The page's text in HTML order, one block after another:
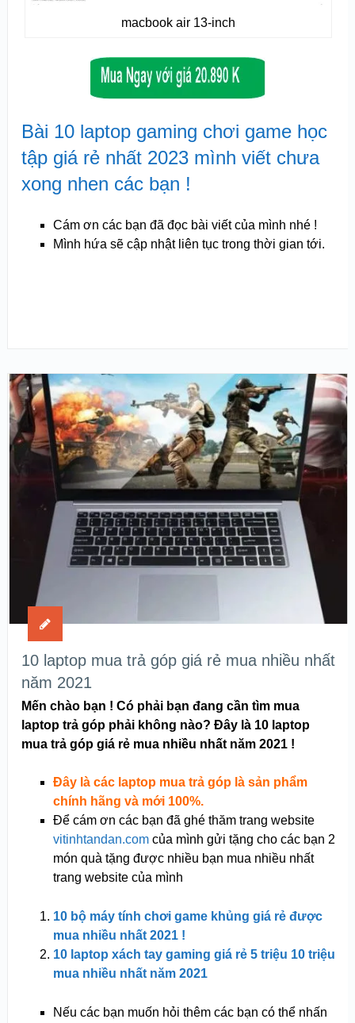
macbook air 13-inch
Bài 10 laptop gaming chơi game học
tập giá rẻ nhất 2023 mình viết chưa
xong nhen các bạn !
Cám ơn các bạn đã đọc bài viết của mình nhé !
Mình hứa sẽ cập nhật liên tục trong thời gian tới.
10 laptop mua trả góp giá rẻ mua nhiều nhất
năm 2021
Mến chào bạn ! Có phải bạn đang cần tìm mua
laptop trả góp phải không nào? Đây là 10 laptop
mua trả góp giá rẻ mua nhiều nhất năm 2021 !
Đây là các laptop mua trả góp là sản phẩm
chính hãng và mới 100%.
Để cám ơn các bạn đã ghé thăm trang website
vitinhtandan.comcủa mình gửi tặng cho các bạn 2
món quà tặng được nhiều bạn mua nhiều nhất
trang website của mình
10 bộ máy tính chơi game khủng giá rẻ được
mua nhiều nhất 2021 !
10 laptop xách tay gaming giá rẻ 5 triệu 10 triệu
mua nhiều nhất năm 2021
Nếu các bạn muốn hỏi thêm các bạn có thể nhấn